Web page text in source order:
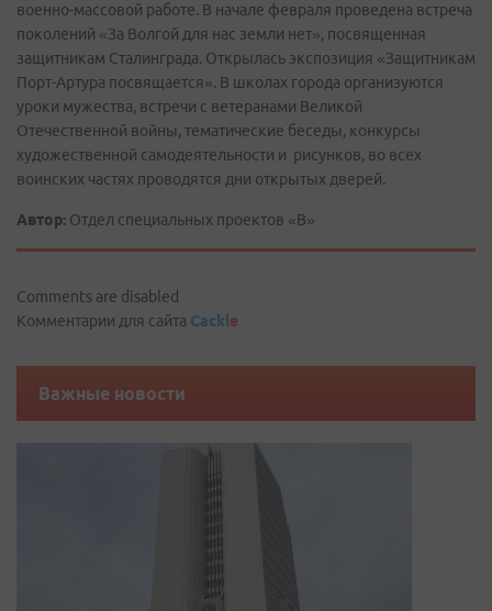
военно-массовой работе. В начале февраля проведена встреча
поколений «За Волгой для нас земли нет», посвященная
защитникам Сталинграда. Открылась экспозиция «Защитникам
Порт-Артура посвящается». В школах города организуются
уроки мужества, встречи с ветеранами Великой
Отечественной войны, тематические беседы, конкурсы
художественной самодеятельности и рисунков, во всех
воинских частях проводятся дни открытых дверей.
Автор: Отдел специальных проектов «В»
Comments are disabled
Комментарии для сайта Cackle
Важные новости